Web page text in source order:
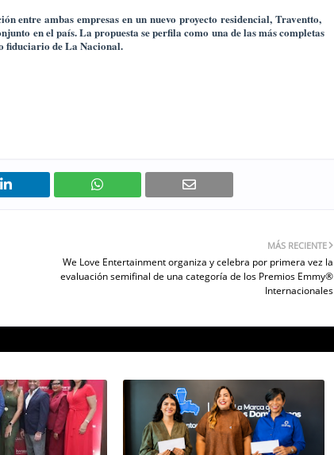
entre ambas empresas en un nuevo proyecto residencial, Traventto,
en el país. La propuesta se perfila como una de las más completas
fiduciario deLa Nacional.
MÁS RECIENTE
We Love Entertainment organiza y celebra por primera vez la
evaluación semifinal de una categoría de los Premios Emmy®
Internacionales